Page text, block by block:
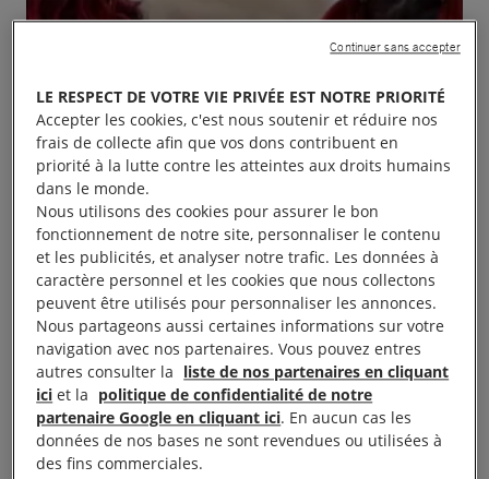
Vous le voyez comme nous : les mouvements anti-
genre émergent partout en Europe, les agressions
de personnes LGBTI+ ne cessent pas, les propos
masculinistes et LGBTIphobes se propagent sur la
LE RESPECT DE VOTRE VIE PRIVÉE EST NOTRE PRIORITÉ
Accepter les cookies, c'est nous soutenir et réduire nos
frais de collecte afin que vos dons contribuent en
priorité à la lutte contre les atteintes aux droits humains
dans le monde.
Nous utilisons des cookies pour assurer le bon
fonctionnement de notre site, personnaliser le contenu
et les publicités, et analyser notre trafic. Les données à
caractère personnel et les cookies que nous collectons
peuvent être utilisés pour personnaliser les annonces.
Nous partageons aussi certaines informations sur votre
navigation avec nos partenaires. Vous pouvez entres
autres consulter la liste de nos partenaires en cliquant
ici et la politique de confidentialité de notre
partenaire Google en cliquant ici. En aucun cas les
données de nos bases ne sont revendues ou utilisées à
des fins commerciales.
Continuer sans accepter